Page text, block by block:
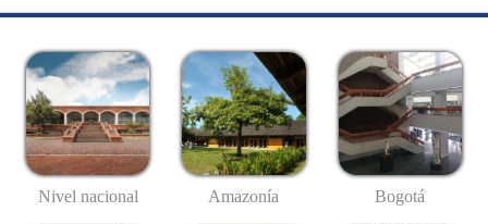
Nivel nacional Amazonía Bogotá